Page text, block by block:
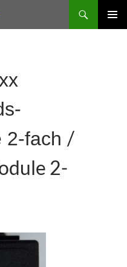
2-fach /
2-